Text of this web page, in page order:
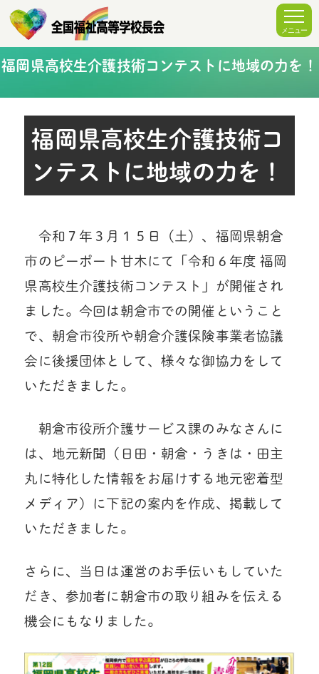
福岡県高校生介護技術コンテストに地域の力を！
福岡県高校生介護技術コ
ンテストに地域の力を！
令和７年３月１５日（土）、福岡県朝倉
市のピーポート甘木にて「令和６年度 福岡
県高校生介護技術コンテスト」が開催され
ました。今回は朝倉市での開催ということ
で、朝倉市役所や朝倉介護保険事業者協議
会に後援団体として、様々な御協力をして
いただきました。
朝倉市役所介護サービス課のみなさんに
は、地元新聞（日田・朝倉・うきは・田主
丸に特化した情報をお届けする地元密着型
メディア）に下記の案内を作成、掲載して
いただきました。
さらに、当日は運営のお手伝いもしていた
だき、参加者に朝倉市の取り組みを伝える
機会にもなりました。